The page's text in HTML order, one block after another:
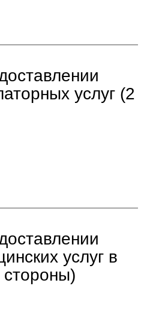
услуг (2
услуг в